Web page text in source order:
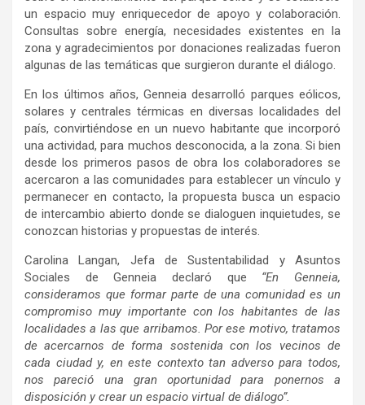
un espacio muy enriquecedor de apoyo y colaboración.
Consultas sobre energía, necesidades existentes en la
zona y agradecimientos por donaciones realizadas fueron
algunas de las temáticas que surgieron durante el diálogo.
En los últimos años, Genneia desarrolló parques eólicos,
solares y centrales térmicas en diversas localidades del
país, convirtiéndose en un nuevo habitante que incorporó
una actividad, para muchos desconocida, a la zona. Si bien
desde los primeros pasos de obra los colaboradores se
acercaron a las comunidades para establecer un vínculo y
permanecer en contacto, la propuesta busca un espacio
de intercambio abierto donde se dialoguen inquietudes, se
conozcan historias y propuestas de interés.
Carolina Langan, Jefa de Sustentabilidad y Asuntos
Sociales de Genneia declaró que “En Genneia,
consideramos que formar parte de una comunidad es un
compromiso muy importante con los habitantes de las
localidades a las que arribamos. Por ese motivo, tratamos
de acercarnos de forma sostenida con los vecinos de
cada ciudad y, en este contexto tan adverso para todos,
nos pareció una gran oportunidad para ponernos a
disposición y crear un espacio virtual de diálogo”.